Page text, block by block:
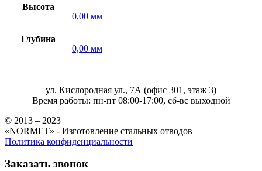
Высота
0,00 мм
Глубина
0,00 мм
ул. Кислородная ул., 7А (офис 301, этаж 3)
Время работы: пн-пт 08:00-17:00, сб-вс выходной
© 2013 – 2023
«NORMET» - Изготовление стальных отводов
Политика конфиденциальности
Заказать звонок